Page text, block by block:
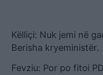
Këlliçi: Nuk jemi në
Berisha kryeministër.
Fevziu: Por po fitoi